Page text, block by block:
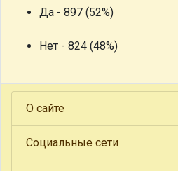
Да - 897 (52%)
Нет - 824 (48%)
О сайте
Социальные сети